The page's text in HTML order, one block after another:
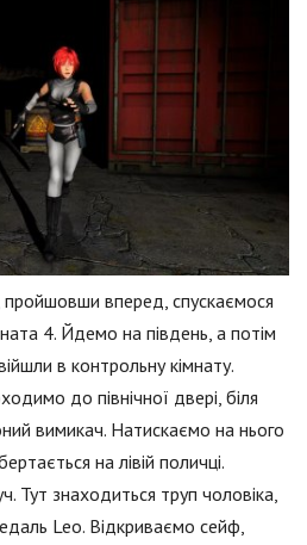
вперед, спускаємося
4. Йдемо на південь, а потім
в контрольну кімнату.
до північної двері, біля
вимикач. Натискаємо на нього
на лівій поличці.
Тут знаходиться труп чоловіка,
Leo. Відкриваємо сейф,